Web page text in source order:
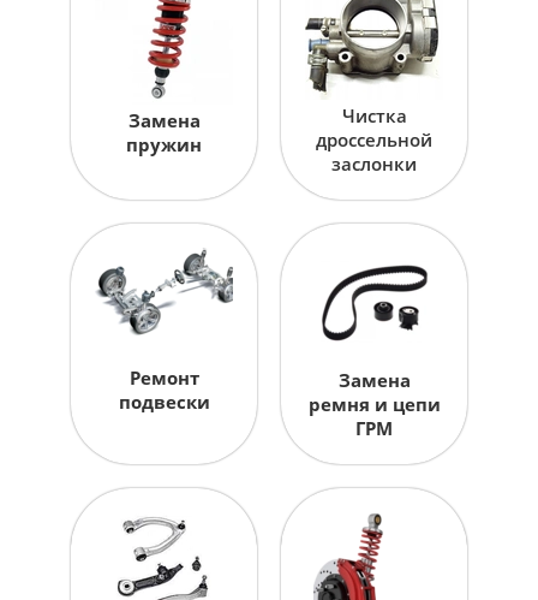
Замена
пружин
Чистка
дроссельной
заслонки
Ремонт
подвески
Замена
ремня и цепи
ГРМ